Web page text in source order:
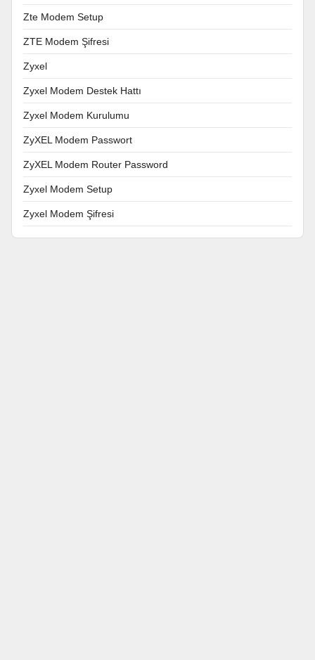
Zte Modem Setup
ZTE Modem Şifresi
Zyxel
Zyxel Modem Destek Hattı
Zyxel Modem Kurulumu
ZyXEL Modem Passwort
ZyXEL Modem Router Password
Zyxel Modem Setup
Zyxel Modem Şifresi